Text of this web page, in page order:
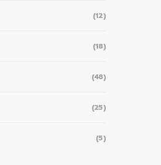
(12)
(18)
(48)
(25)
(5)